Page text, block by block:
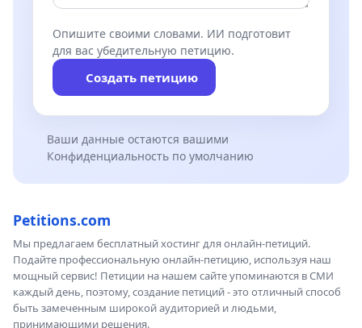
Опишите своими словами. ИИ подготовит
для вас убедительную петицию.
Создать петицию
Ваши данные остаются вашими
Конфиденциальность по умолчанию
Petitions.com
Мы предлагаем бесплатный хостинг для онлайн-петиций.
Подайте профессиональную онлайн-петицию, используя наш
мощный сервис! Петиции на нашем сайте упоминаются в СМИ
каждый день, поэтому, создание петиций - это отличный способ
быть замеченным широкой аудиторией и людьми,
принимающими решения.